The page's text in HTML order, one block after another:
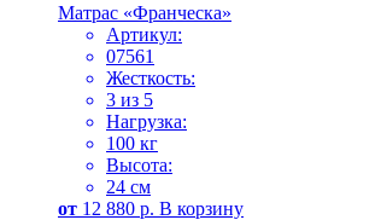
Матрас «Франческа»
Артикул:
07561
Жесткость:
3 из 5
Нагрузка:
100 кг
Высота:
24 см
от 12 880 р. В корзину